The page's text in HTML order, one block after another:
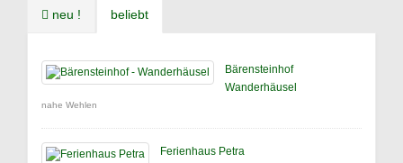
neu ! beliebt
Bärensteinhof
Wanderhäusel
nahe Wehlen
Ferienhaus Petra